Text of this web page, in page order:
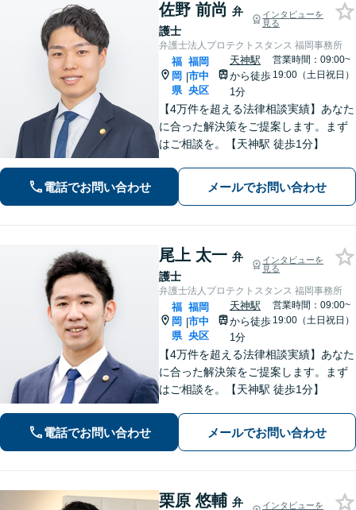
佐野 前尚 弁
護士
インタビューを
見る
弁護士法人プロテクトスタンス 福岡事務所
福
岡
県
|
福岡
市中
央区
天神駅
から徒歩
1分
営業時間：09:00~
19:00（土日祝日）
【4万件を超える法律相談実績】あなた
に合った解決策をご提案します。まず
はご相談を。【天神駅 徒歩1分】
電話でお問い合わせ メールでお問い合わせ
尾上 太一 弁
護士
インタビューを
見る
弁護士法人プロテクトスタンス 福岡事務所
福
岡
県
|
福岡
市中
央区
天神駅
から徒歩
1分
営業時間：09:00~
19:00（土日祝日）
【4万件を超える法律相談実績】あなた
に合った解決策をご提案します。まず
はご相談を。【天神駅 徒歩1分】
電話でお問い合わせ メールでお問い合わせ
栗原 悠輔 弁
インタビューを